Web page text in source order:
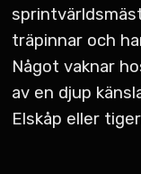
träpinnar och
Något vaknar
av en djup
Elskåp eller